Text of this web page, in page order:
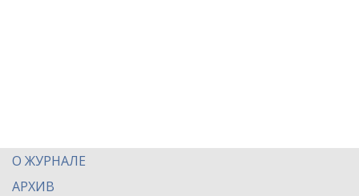
О ЖУРНАЛЕ
АРХИВ